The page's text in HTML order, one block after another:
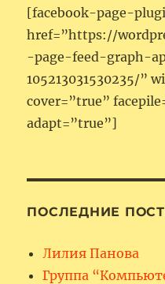
[facebook-page-
href=”https://
-page-feed-graph-
105213031530235/”
cover=”true”
adapt=”true”]
ПОСЛЕДНИЕ
Лилия Панова
Группа